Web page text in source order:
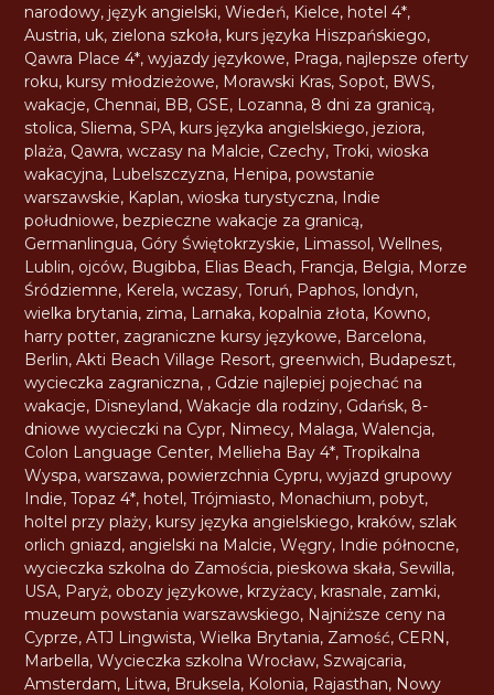
narodowy, język angielski,Wiedeń, Kielce, hotel 4*,
Austria, uk, zielona szkoła, kurs języka Hiszpańskiego,
Qawra Place 4*,wyjazdy językowe, Praga, najlepsze oferty
roku, kursy młodzieżowe, Morawski Kras,Sopot, BWS,
wakacje, Chennai, BB, GSE, Lozanna, 8 dni za granicą,
stolica,Sliema,SPA, kurs języka angielskiego, jeziora,
plaża, Qawra,wczasy na Malcie, Czechy,Troki,wioska
wakacyjna, Lubelszczyzna, Henipa,powstanie
warszawskie, Kaplan,wioska turystyczna, Indie
południowe,bezpieczne wakacje za granicą,
Germanlingua, Góry Świętokrzyskie, Limassol,Wellnes,
Lublin, ojców, Bugibba, Elias Beach, Francja, Belgia, Morze
Śródziemne, Kerela,wczasy,Toruń, Paphos, londyn,
wielka brytania, zima, Larnaka, kopalnia złota, Kowno,
harry potter, zagraniczne kursy językowe, Barcelona,
Berlin,Akti Beach Village Resort, greenwich, Budapeszt,
wycieczka zagraniczna, , Gdzie najlepiej pojechać na
wakacje, Disneyland,Wakacje dla rodziny, Gdańsk, 8-
dniowe wycieczki na Cypr, Nimecy, Malaga,Walencja,
Colon Language Center, Mellieha Bay 4*,Tropikalna
Wyspa,warszawa,powierzchnia Cypru,wyjazd grupowy
Indie,Topaz 4*, hotel,Trójmiasto, Monachium,pobyt,
holtel przy plaży, kursy języka angielskiego, kraków,szlak
orlich gniazd, angielski na Malcie,Węgry, Indie północne,
wycieczka szkolna do Zamościa,pieskowa skała,Sewilla,
USA, Paryż, obozy językowe, krzyżacy, krasnale, zamki,
muzeum powstania warszawskiego, Najniższe ceny na
Cyprze,ATJ Lingwista,Wielka Brytania, Zamość, CERN,
Marbella,Wycieczka szkolna Wrocław,Szwajcaria,
Amsterdam, Litwa, Bruksela, Kolonia, Rajasthan, Nowy